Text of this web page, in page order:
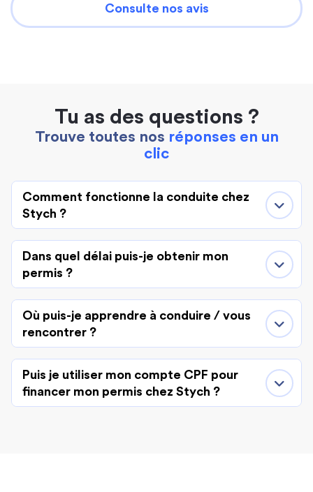
Consulte nos avis
Tu as des questions ?
Trouve toutes nos réponses en un
clic
Comment fonctionne la conduite chez
Stych ?
Dans quel délai puis-je obtenir mon
permis ?
Où puis-je apprendre à conduire / vous
rencontrer ?
Puis je utiliser mon compte CPF pour
financer mon permis chez Stych ?